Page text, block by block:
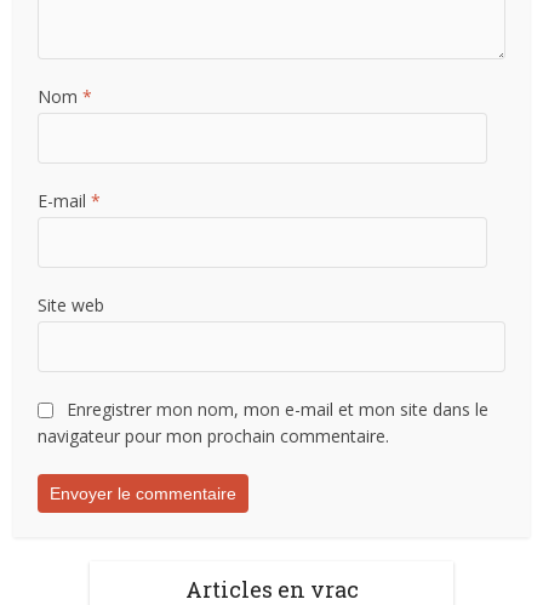
Nom*
E-mail*
Site web
Enregistrer mon nom, mon e-mail et mon site dans le
navigateur pour mon prochain commentaire.
Articles en vrac